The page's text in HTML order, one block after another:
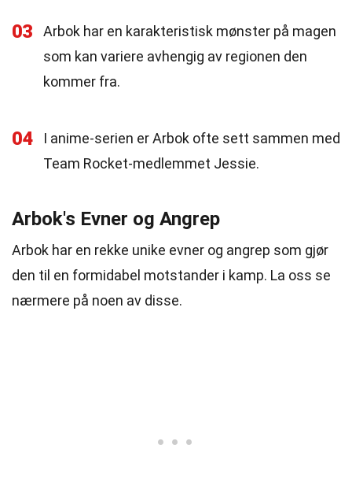
03
Arbok har en karakteristisk mønster på magen
som kan variere avhengig av regionen den
kommer fra.
04
I anime-serien er Arbok ofte sett sammen med
Team Rocket-medlemmet Jessie.
Arbok's Evner og Angrep
Arbok har en rekke unike evner og angrep som gjør
den til en formidabel motstander i kamp. La oss se
nærmere på noen av disse.